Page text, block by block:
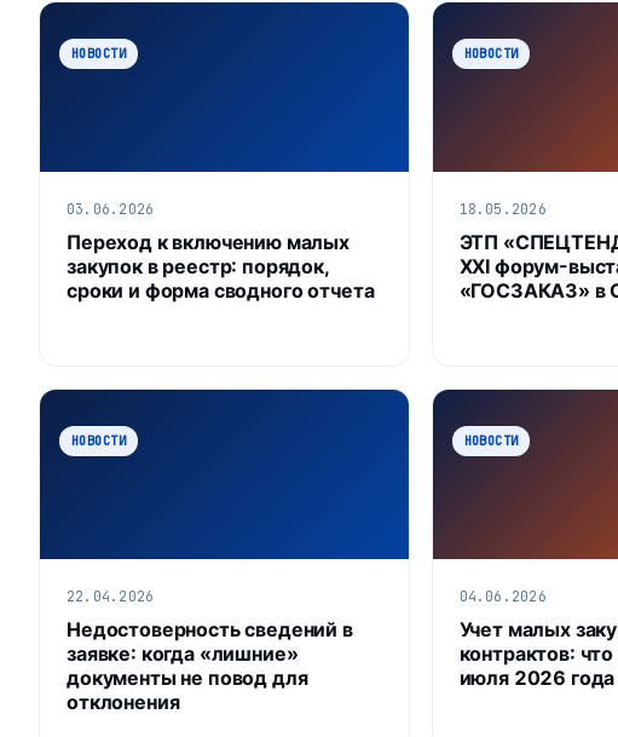
НОВОСТИ
03.06.2026
Переход к включению малых
закупок в реестр: порядок,
сроки и форма сводного отчета
НОВОСТИ
18.05.2026
ЭТП
XXI форум-
«ГОСЗАКАЗ» в
НОВОСТИ
22.04.2026
Недостоверность сведений в
заявке: когда «лишние»
документы не повод для
отклонения
НОВОСТИ
04.06.2026
Учет малых
контрактов:
июля 2026 года